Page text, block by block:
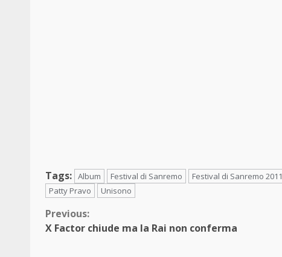
Tags: Album Festival di Sanremo Festival di Sanremo 2011
Patty Pravo
Unisono
Continue
Previous:
X Factor chiude ma la Rai non conferma